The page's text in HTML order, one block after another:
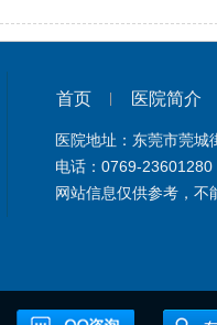
首页 医院简介
医院地址：东莞市莞城
电话：0769-
网站信息仅供参考，不